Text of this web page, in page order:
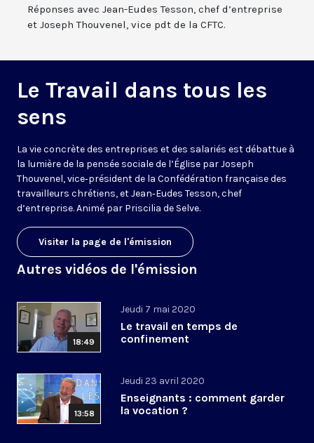
Réponses avec Jean-Eudes Tesson, chef d’entreprise
et Joseph Thouvenel, vice pdt de la CFTC.
Le Travail dans tous les
sens
La vie concrète des entreprises et des salariés est débattue à
la lumière de la pensée sociale de l’Église par Joseph
Thouvenel, vice‑président de la Confédération française des
travailleurs chrétiens, et Jean‑Eudes Tesson, chef
d’entreprise. Animé par Priscilia de Selve.
Visiter la page de l'émission
Autres vidéos de l'émission
18:49
Jeudi 7 mai 2020
Le travail en temps de
confinement
13:58
Jeudi 23 avril 2020
Enseignants : comment garder
la vocation ?